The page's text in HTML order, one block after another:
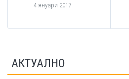
4 януари 2017
АКТУАЛНО